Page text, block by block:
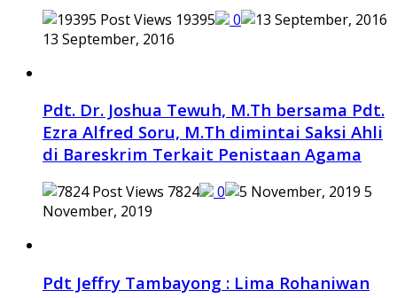
19395
0
13 September, 2016
Pdt. Dr. Joshua Tewuh, M.Th bersama Pdt.
Ezra Alfred Soru, M.Th dimintai Saksi Ahli
di Bareskrim Terkait Penistaan Agama
7824 0
5
November, 2019
Pdt Jeffry Tambayong : Lima Rohaniwan